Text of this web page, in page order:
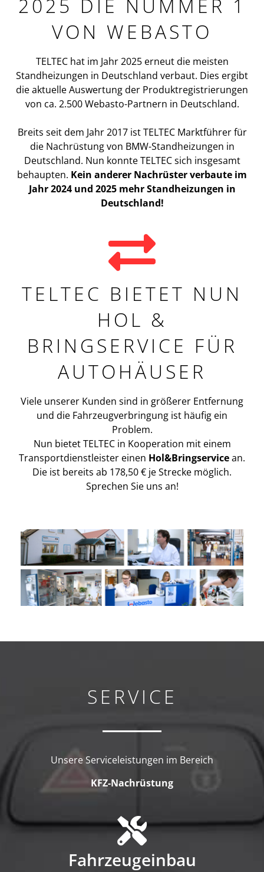
2025 DIE NUMMER 1
VON WEBASTO
TELTEC hat im Jahr 2025 erneut die meisten
Standheizungen in Deutschland verbaut. Dies ergibt
die aktuelle Auswertung der Produktregistrierungen
von ca. 2.500 Webasto-Partnern in Deutschland.
Breits seit dem Jahr 2017 ist TELTEC Marktführer für
die Nachrüstung von BMW-Standheizungen in
Deutschland. Nun konnte TELTEC sich insgesamt
behaupten. Kein anderer Nachrüster verbaute im
Jahr 2024 und 2025 mehr Standheizungen in
Deutschland!
TELTEC BIETET NUN
HOL &
BRINGSERVICE FÜR
AUTOHÄUSER
Viele unserer Kunden sind in größerer Entfernung
und die Fahrzeugverbringung ist häufig ein
Problem.
Nun bietet TELTEC in Kooperation mit einem
Transportdienstleister einen Hol&Bringservicean.
Die ist bereits ab 178,50 € je Strecke möglich.
Sprechen Sie uns an!
SERVICE
Unsere Serviceleistungen im Bereich
KFZ-Nachrüstung
Fahrzeugeinbau